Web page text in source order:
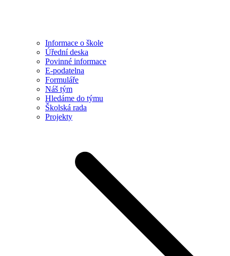
Informace o škole
Úřední deska
Povinné informace
E-podatelna
Formuláře
Náš tým
Hledáme do týmu
Školská rada
Projekty